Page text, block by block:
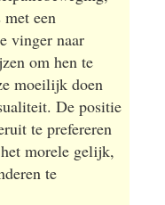
een
vinger naar
om hen te
moeilijk doen
De positie
te prefereren
morele gelijk,
te